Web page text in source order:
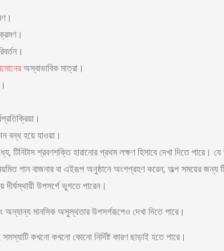
অস্বাভাবিক মাত্রা।
বন্ধ হয়ে যাওয়া।
টিনিটাস শ্রবণশক্তি হারানোর প্রথম লক্ষণ হিসাবে দেখা দিতে পারে।
গান বাজনার বা এইরূপ অনুষ্ঠানে অংশগ্রহণ করেন; অল্প সময়ের জন্য
দীর্ঘস্থায়ী উপসর্গে ভুগতে পারেন।
অন্যান্য মানসিক অসুস্থতার উপসর্গরূপেও দেখা দিতে পারে।
কখনো কখনো কোনো নির্দিষ্ট কারণ ছাড়াই হতে পারে।